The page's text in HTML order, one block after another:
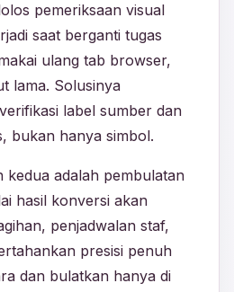
pemeriksaan visual
saat berganti tugas
ulang tab browser,
lama. Solusinya
label sumber dan
bukan hanya simbol.
kedua adalah pembulatan
hasil konversi akan
penjadwalan staf,
presisi penuh
dan bulatkan hanya di